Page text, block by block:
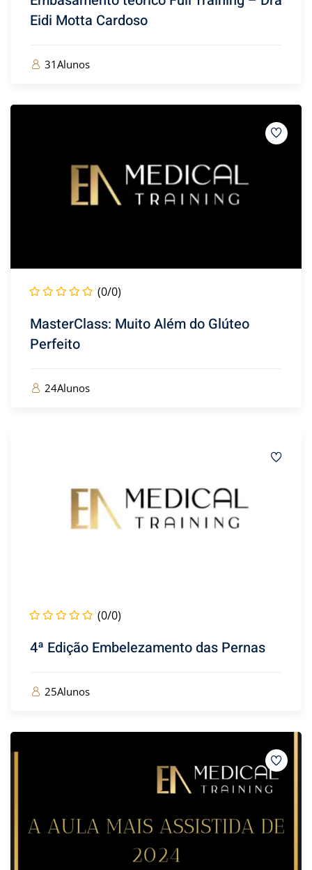
Eidi Motta Cardoso
31Alunos
(0/0)
MasterClass: Muito Além do Glúteo
Perfeito
24Alunos
(0/0)
4ª Edição Embelezamento das Pernas
25Alunos